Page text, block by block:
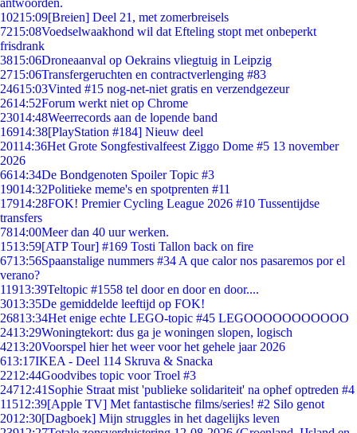
antwoorden.
10215:09[Breien] Deel 21, met zomerbreisels
7215:08Voedselwaakhond wil dat Efteling stopt met onbeperkt
frisdrank
3815:06Droneaanval op Oekrains vliegtuig in Leipzig
2715:06Transfergeruchten en contractverlenging #83
24615:03Vinted #15 nog-net-niet gratis en verzendgezeur
2614:52Forum werkt niet op Chrome
23014:48Weerrecords aan de lopende band
16914:38[PlayStation #184] Nieuw deel
20114:36Het Grote Songfestivalfeest Ziggo Dome #5 13 november
2026
6614:34De Bondgenoten Spoiler Topic #3
19014:32Politieke meme's en spotprenten #11
17914:28FOK! Premier Cycling League 2026 #10 Tussentijdse
transfers
7814:00Meer dan 40 uur werken.
1513:59[ATP Tour] #169 Tosti Tallon back on fire
6713:56Spaanstalige nummers #34 A que calor nos pasaremos por el
verano?
11913:39Teltopic #1558 tel door en door en door....
3013:35De gemiddelde leeftijd op FOK!
26813:34Het enige echte LEGO-topic #45 LEGOOOOOOOOOOO
2413:29Woningtekort: dus ga je woningen slopen, logisch
4213:20Voorspel hier het weer voor het gehele jaar 2026
613:17IKEA - Deel 114 Skruva & Snacka
2212:44Goodvibes topic voor Troel #3
24712:41 Sophie Straat mist 'publieke solidariteit' na ophef optreden #4
11512:39[Apple TV] Met fantastische films/series! #2 Silo genot
2012:30[Dagboek] Mijn struggles in het dagelijks leven